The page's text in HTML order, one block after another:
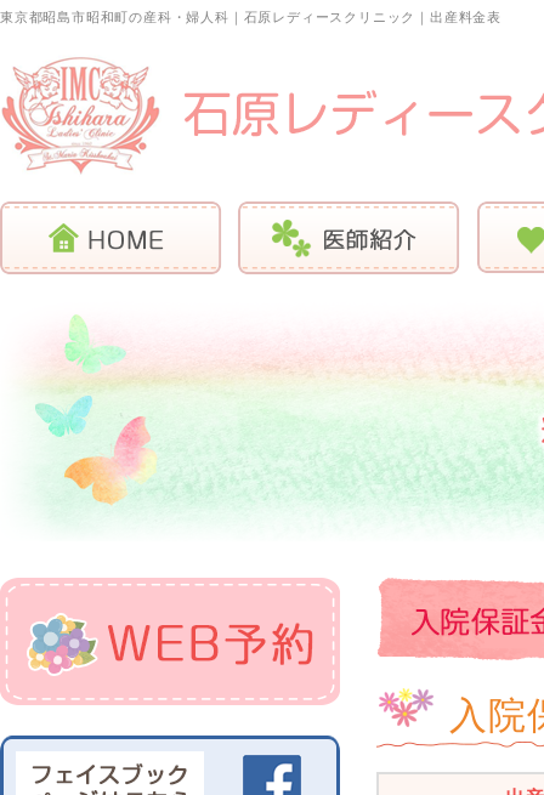
東京都昭島市昭和町の産科・婦人科｜石原レディースクリニック｜出産料金表
入院